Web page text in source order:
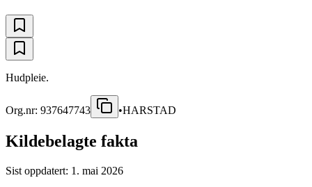
Hudpleie.
Org.nr: 937647743 •HARSTAD
Kildebelagte fakta
Sist oppdatert: 1. mai 2026